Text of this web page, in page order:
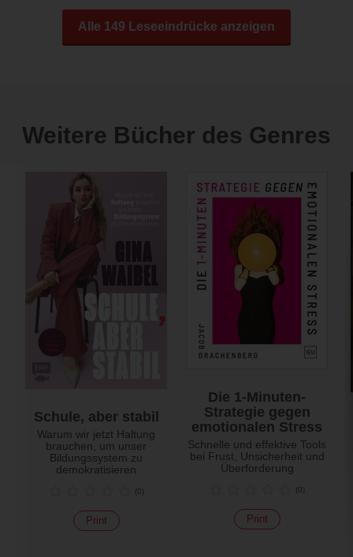
Alle 149 Leseeindrücke anzeigen
Weitere Bücher des Genres
Schule, aber stabil
Warum wir jetzt Haltung
brauchen, um unser
Bildungssystem zu
demokratisieren
(0)
Print
Die 1-Minuten-
Strategie gegen
emotionalen Stress
Schnelle und effektive Tools
bei Frust, Unsicherheit und
Überforderung
(0)
Print